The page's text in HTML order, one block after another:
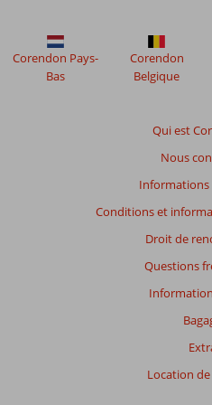
plus
affichés
afin
Qui est
Nous
Informations
Conditions et
Droit de
Questions
Location
Corendon Pays-
Bas
Corendon
Belgique